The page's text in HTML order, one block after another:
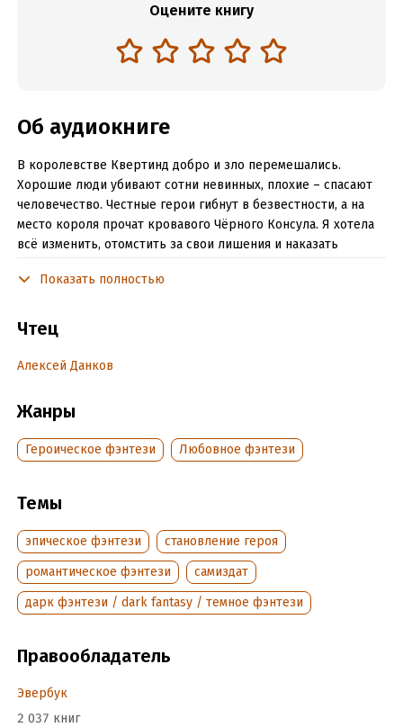
Оцените книгу
Об аудиокниге
В королевстве Квертинд добро и зло перемешались.
Хорошие люди убивают сотни невинных, плохие – спасают
человечество. Честные герои гибнут в безвестности, а на
место короля прочат кровавого Чёрного Консула. Я хотела
всё изменить, отомстить за свои лишения и наказать
за разом проигрывала одному-единственному человеку. И я
история. Меня зовут Юна Горст. И я смеюсь в лицо
Год издания:2022
ISBN (EAN):
Показать полностью
Чтец
Алексей Данков
Жанры
Героическое фэнтези Любовное фэнтези
Темы
эпическое фэнтези
становление героя
романтическое фэнтези
самиздат
дарк фэнтези / dark fantasy / темное фэнтези
Правообладатель
Эвербук
2 037 книг